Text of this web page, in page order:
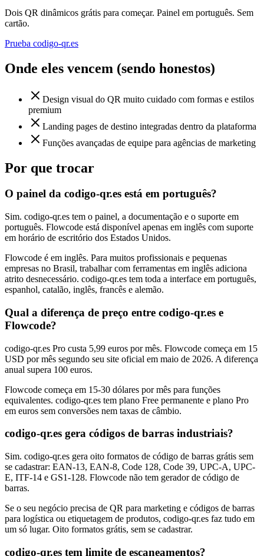
Dois QR dinâmicos grátis para começar. Painel em português. Sem
cartão.
Prueba codigo-qr.es
Onde eles vencem (sendo honestos)
Design visual do QR muito cuidado com formas e estilos
premium
Landing pages de destino integradas dentro da plataforma
Funções avançadas de equipe para agências de marketing
Por que trocar
O painel da codigo-qr.es está em português?
Sim. codigo-qr.es tem o painel, a documentação e o suporte em
português. Flowcode está disponível apenas em inglês com suporte
em horário de escritório dos Estados Unidos.
Flowcode é em inglês. Para muitos profissionais e pequenas
empresas no Brasil, trabalhar com ferramentas em inglês adiciona
atrito desnecessário. codigo-qr.es tem toda a interface em português,
espanhol, catalão, inglês, francês e alemão.
Qual a diferença de preço entre codigo-qr.es e
Flowcode?
codigo-qr.es Pro custa 5,99 euros por mês. Flowcode começa em 15
USD por mês segundo seu site oficial em maio de 2026. A diferença
anual supera 100 euros.
Flowcode começa em 15-30 dólares por mês para funções
equivalentes. codigo-qr.es tem plano Free permanente e plano Pro
em euros sem conversões nem taxas de câmbio.
codigo-qr.es gera códigos de barras industriais?
Sim. codigo-qr.es gera oito formatos de código de barras grátis sem
se cadastrar: EAN-13, EAN-8, Code 128, Code 39, UPC-A, UPC-
E, ITF-14 e GS1-128. Flowcode não tem gerador de código de
barras.
Se o seu negócio precisa de QR para marketing e códigos de barras
para logística ou etiquetagem de produtos, codigo-qr.es faz tudo em
um só lugar. Oito formatos grátis, sem se cadastrar.
codigo-qr.es tem limite de escaneamentos?